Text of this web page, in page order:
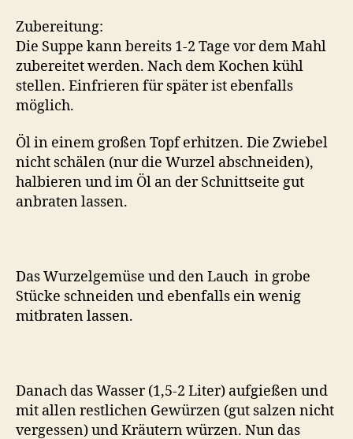
Zubereitung:
Die Suppe kann bereits 1-2 Tage vor dem Mahl
zubereitet werden. Nach dem Kochen kühl
stellen. Einfrieren für später ist ebenfalls
möglich.
Öl in einem großen Topf erhitzen. Die Zwiebel
nicht schälen (nur die Wurzel abschneiden),
halbieren und im Öl an der Schnittseite gut
anbraten lassen.
Das Wurzelgemüse und den Lauch in grobe
Stücke schneiden und ebenfalls ein wenig
mitbraten lassen.
Danach das Wasser (1,5-2 Liter) aufgießen und
mit allen restlichen Gewürzen (gut salzen nicht
vergessen) und Kräutern würzen. Nun das